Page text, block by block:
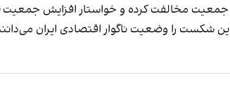
جمعیت مخالفت کرده وخواستار افزایش جمعیت
را وضعیت ناگوار اقتصادی ایران